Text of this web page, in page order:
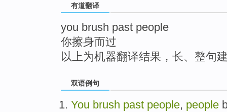
有道翻译
you brush past people
你擦身而过
以上为机器翻译结果，长、整句
双语例句
You brush past people, people